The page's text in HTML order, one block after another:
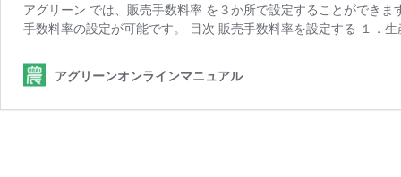
アグリーン では、販売手数料率 を３か所で設定することができ
手数料率の設定が可能です。 目次 販売手数料率を設定する １．
アグリーンオンラインマニュアル